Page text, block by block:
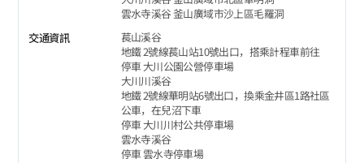
雲水寺溪谷 釜山廣域市沙上區毛羅洞
交通資訊
萇山溪谷
地鐵 2號線萇山站10號出口，搭乘計程車前往
停車 大川公園公營停車場
大川川溪谷
地鐵 2號線華明站6號出口，換乘金井區1路社區
公車，在兒沼下車
停車 大川川村公共停車場
雲水寺溪谷
停車 雲水寺停車場